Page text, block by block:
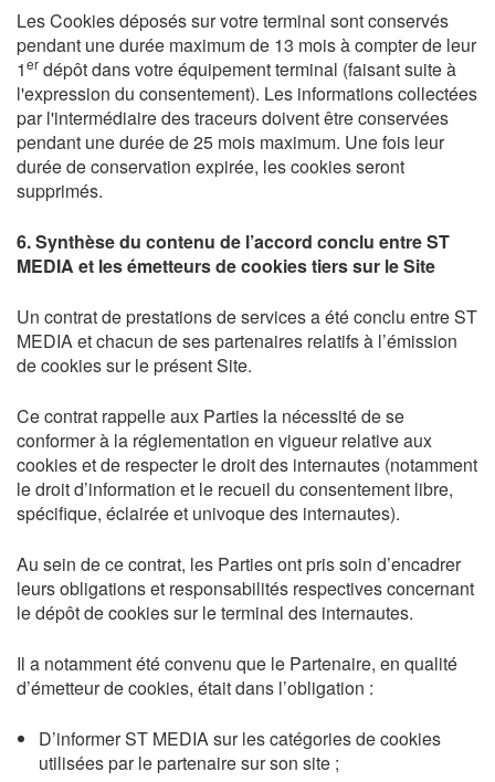
Les Cookies déposés sur votre terminal sont conservés
pendant une durée maximum de 13 mois à compter de leur
1er dépôt dans votre équipement terminal (faisant suite à
l'expression du consentement). Les informations collectées
par l'intermédiaire des traceurs doivent être conservées
pendant une durée de 25 mois maximum. Une fois leur
durée de conservation expirée, les cookies seront
supprimés.
6. Synthèse du contenu de l’accord conclu entreST
MEDIA et les émetteurs de cookies tiers sur le Site
Un contrat de prestations de services a été conclu entre ST
MEDIA et chacun de ses partenaires relatifs à l’émission
de cookies sur le présent Site.
Ce contrat rappelle aux Parties la nécessité de se
conformer à la réglementation en vigueur relative aux
cookies et de respecter le droit des internautes (notamment
le droit d’information et le recueil du consentement libre,
spécifique, éclairée et univoque des internautes).
Au sein de ce contrat, les Parties ont pris soin d’encadrer
leurs obligations et responsabilités respectives concernant
le dépôt de cookies sur le terminal des internautes.
Il a notamment été convenu que le Partenaire, en qualité
d’émetteur de cookies, était dans l’obligation :
D’informer ST MEDIA sur les catégories de cookies
utilisées par le partenaire sur son site ;